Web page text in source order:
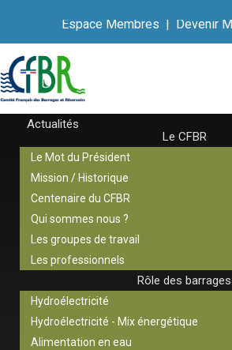
Espace Membres | Devenir
Actualités
Le CFBR
Le Mot du Président
Mission / Historique
Centenaire du CFBR
Qui sommes nous ?
Les groupes de travail
Les professionnels
Rôle des barrages
Hydroélectricité
Hydroélectricité - Mix énergétique
Alimentation en eau